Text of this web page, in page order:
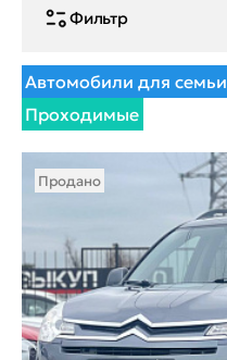
Фильтр
Автомобили для семьи
Проходимые
Продано